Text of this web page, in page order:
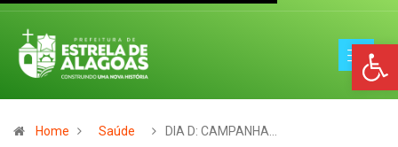
Home Saúde DIA D: CAMPANHA…